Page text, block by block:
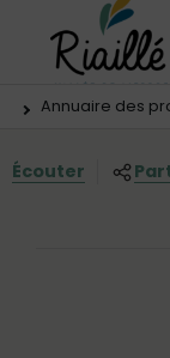
Panneau de
Menu principal
Contenus
Vous êtes ici:
Annuaire des
Écouter